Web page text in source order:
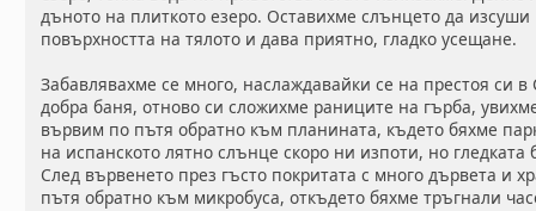
дъното на плиткото езеро. Оставихме слънцето да
повърхността на тялото и дава приятно, гладко усещане.
Забавлявахме се много, наслаждавайки се на престоя си
добра баня, отново си сложихме раниците на гърба,
вървим по пътя обратно към планината, където бяхме
на испанското лятно слънце скоро ни изпоти, но
След вървенето през гъсто покритата с много дървета и
пътя обратно към микробуса, откъдето бяхме тръгнали